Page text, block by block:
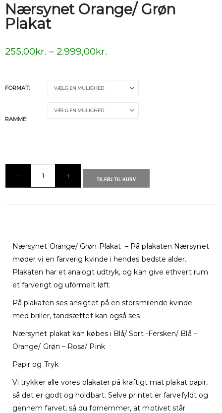
Nærsynet Orange/ Grøn
Plakat
255,00kr. – 2.999,00kr.
FORMAT
RAMME
TILFØJ TIL KURV
Nærsynet Orange/ Grøn Plakat – På plakaten Nærsynet
møder vi en farverig kvinde i hendes bedste alder.
Plakaten har et analogt udtryk, og kan give ethvert rum
et farverigt og uformelt løft.
På plakaten ses ansigtet på en storsmilende kvinde
med briller, tandsættet kan også ses.
Nærsynet plakat kan købes i Blå/ Sort -Fersken/ Blå –
Orange/ Grøn – Rosa/ Pink
Papir og Tryk
Vi trykker alle vores plakater på kraftigt mat plakat papir,
så det er godt og holdbart. Selve printet er farvefyldt og
gennem farvet, så du fornemmer, at motivet står